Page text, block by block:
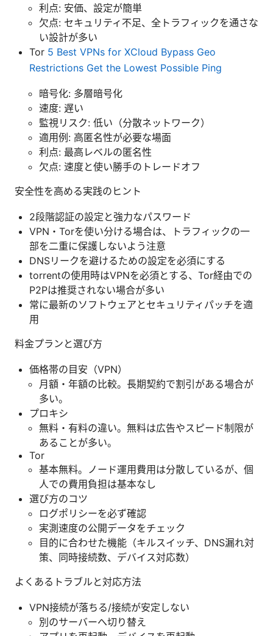
利点: 安価、設定が簡単
欠点: セキュリティ不足、全トラフィックを通さな
い設計が多い
Tor 5 Best VPNs for XCloud Bypass Geo
Restrictions Get the Lowest Possible Ping
暗号化: 多層暗号化
速度: 遅い
監視リスク: 低い（分散ネットワーク）
適用例: 高匿名性が必要な場面
利点: 最高レベルの匿名性
欠点: 速度と使い勝手のトレードオフ
安全性を高める実践のヒント
2段階認証の設定と強力なパスワード
VPN・Torを使い分ける場合は、トラフィックの一
部を二重に保護しないよう注意
DNSリークを避けるための設定を必須にする
torrentの使用時はVPNを必須とする、Tor経由での
P2Pは推奨されない場合が多い
常に最新のソフトウェアとセキュリティパッチを適
用
料金プランと選び方
価格帯の目安（VPN）
月額・年額の比較。長期契約で割引がある場合が
多い。
プロキシ
無料・有料の違い。無料は広告やスピード制限が
あることが多い。
Tor
基本無料。ノード運用費用は分散しているが、個
人での費用負担は基本なし
選び方のコツ
ログポリシーを必ず確認
実測速度の公開データをチェック
目的に合わせた機能（キルスイッチ、DNS漏れ対
策、同時接続数、デバイス対応数）
よくあるトラブルと対応方法
VPN接続が落ちる/接続が安定しない
別のサーバーへ切り替え